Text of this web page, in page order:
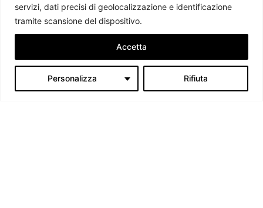
servizi, dati precisi di geolocalizzazione e identificazione
tramite scansione del dispositivo.
Personalizza Rifiuta
Accetta